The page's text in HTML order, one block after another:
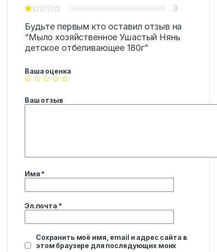
0
Будьте первым кто оставил отзыв на
“Мыло хозяйственное Ушастый Нянь
детское отбеливающее 180г”
Ваша оценка
Ваш отзыв
Имя *
Эл.почта *
Сохранить моё имя, email и адрес сайта в
этом браузере для последующих моих